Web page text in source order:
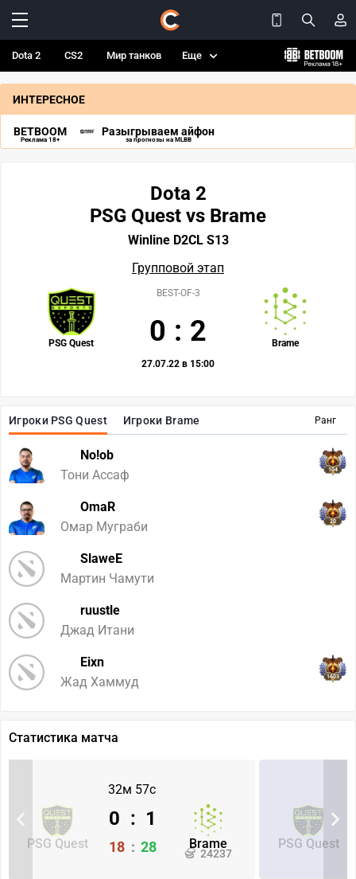
Dota 2 CS2 Мир танков Еще
ИНТЕРЕСНОЕ
BETBOOM
Реклама 18+
Разыгрываем айфон
за прогнозы на MLBB
Ранг
Игроки PSG Quest Игроки Brame
No!ob
Тони Ассаф
104
OmaR
Омар Муграби
20
SlaweE
Мартин Чамути
ruustle
Джад Итани
Eixn
Жад Хаммуд
1603
Dota 2
PSG Quest vs Brame
Winline D2CL S13
Групповой этап
PSG Quest Brame
BEST-OF-3
0 : 2
27.07.22 в 15:00
Статистика матча
32м 57с
PSG Quest Brame
24237
0 : 1
18 : 28 PSG Quest